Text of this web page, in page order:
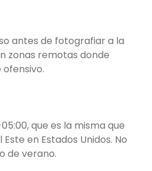
antes de fotografiar a la
zonas remotas donde
que es la misma que
en Estados Unidos. No
de verano.